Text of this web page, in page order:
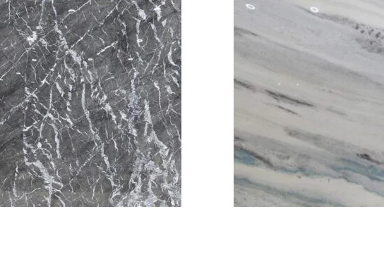
黑網石
大理石
查看內容
藍眼淚